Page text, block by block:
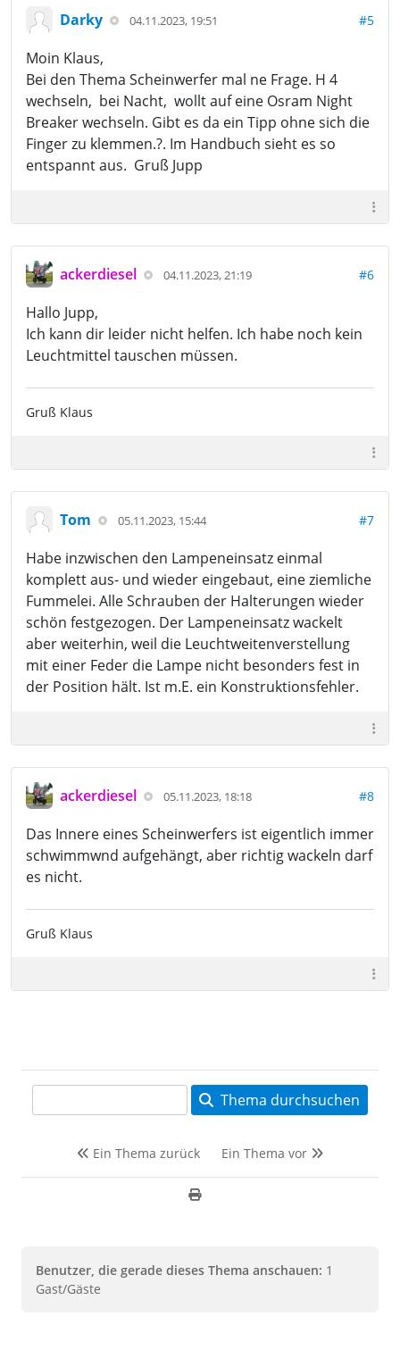
Darky 04.11.2023, 19:51 #5
Moin Klaus,
Bei den Thema Scheinwerfer mal ne Frage. H 4
wechseln, bei Nacht, wollt auf eine Osram Night
Breaker wechseln. Gibt es da ein Tipp ohne sich die
Finger zu klemmen.?. Im Handbuch sieht es so
entspannt aus. Gruß Jupp
ackerdiesel 04.11.2023, 21:19 #6
Hallo Jupp,
Ich kann dir leider nicht helfen. Ich habe noch kein
Leuchtmittel tauschen müssen.
Gruß Klaus
Tom 05.11.2023, 15:44 #7
Habe inzwischen den Lampeneinsatz einmal
komplett aus- und wieder eingebaut, eine ziemliche
Fummelei. Alle Schrauben der Halterungen wieder
schön festgezogen. Der Lampeneinsatz wackelt
aber weiterhin, weil die Leuchtweitenverstellung
mit einer Feder die Lampe nicht besonders fest in
der Position hält. Ist m.E. ein Konstruktionsfehler.
ackerdiesel 05.11.2023, 18:18 #8
Das Innere eines Scheinwerfers ist eigentlich immer
schwimmwnd aufgehängt, aber richtig wackeln darf
es nicht.
Gruß Klaus
Thema durchsuchen
Ein Thema zurück Ein Thema vor
Benutzer, die gerade dieses Thema anschauen: 1
Gast/Gäste